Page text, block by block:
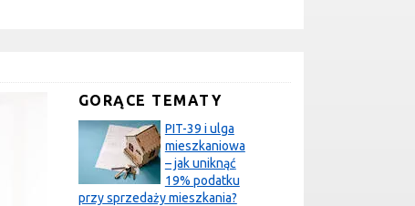
GORĄCE TEMATY
PIT-39 i ulga
mieszkaniowa
– jak uniknąć
19% podatku
przy sprzedaży mieszkania?